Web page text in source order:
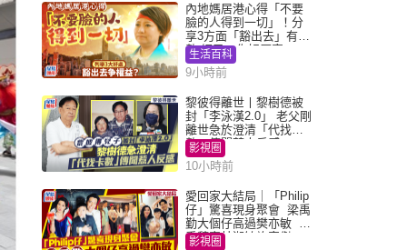
內地媽居港心得「不要
臉的人得到一切」！分
享3方面「豁出去」有著
數 網民：你好厲害
生活百科
9小時前
黎彼得離世丨黎樹德被
封「李泳漢2.0」 老父剛
離世急於澄清「代找卡
數」傳聞惹人反感
影視圈
10小時前
愛回家大結局｜「Philip
仔」驚喜現身聚會 梁禹
勤大個仔高過樊亦敏 超
乖黐實林淑敏許家傑
影視圈